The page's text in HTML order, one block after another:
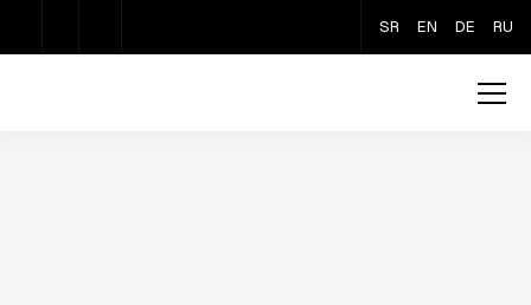
SR EN DE RU